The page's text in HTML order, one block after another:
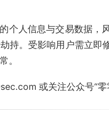
个人信息与交易数据，
持。受影响用户需立即
。
或关注公众号“零